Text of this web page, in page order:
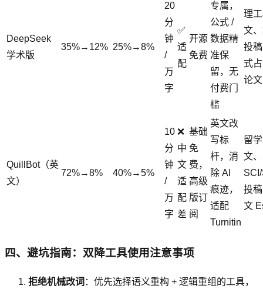
DeepSeek
学术版
35%→12% 25%→8%
20
分
钟
/
万
字
✅
适
配
开源
免费
专属，
公式 /
数据精
准保
留，无
付费门
槛
理
文
投
式
论文
QuillBot（英
文）
72%→8% 40%→5%
10
分
钟
/
万
字
❌
中
文
适
配
差
基础
免
费，
高级
版订
阅
英文改
写标
杆，消
除 AI
痕迹，
适配
Turnitin
留
文、
投
文
四、避坑指南：双降工具使用注意事项
拒绝机械改词 ：优先选择语义重构 + 逻辑重组的工具，